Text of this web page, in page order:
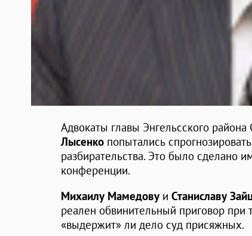
Адвокаты главы Энгельсского района
Лысенко попытались
разбирательства. Это было сделано
конференции.
Михаилу Мамедову и Станиславу
реален обвинительный приговор при
«выдержит» ли дело суд присяжных.